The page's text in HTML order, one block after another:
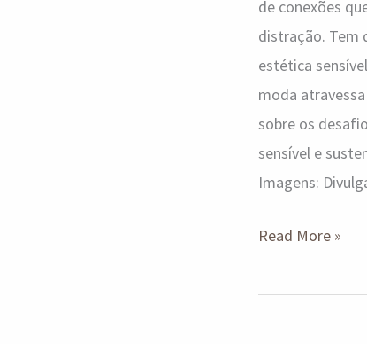
de conexões
distração. Tem
estética
moda
sobre os
sensível e
Imagens:
Read More »